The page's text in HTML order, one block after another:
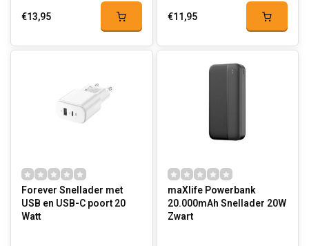
€13,95 €11,95
Forever Snellader met
USB en USB-C poort 20
Watt
maXlife Powerbank
20.000mAh Snellader 20W
Zwart